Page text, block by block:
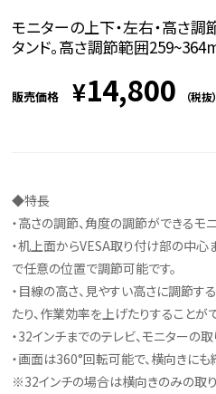
モニターの上下・左右・高さ
タンド。高さ調節範囲
販売価格 ¥14,800 （税抜）
◆特長
・高さの調節、角度の調節ができるモ
・机上面からVESA取り付け部の中
で任意の位置で調節可能です。
・目線の高さ、見やすい高さに調節す
たり、作業効率を上げたりすることが
・32インチまでのテレビ、モニターの
・画面は360°回転可能で、横向きにも
※32インチの場合は横向きのみの取